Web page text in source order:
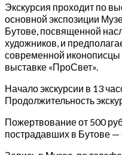
Экскурсия проходит по
основной экспозиции
Бутове, посвященной
художников, и
современной
выставке «ПроСвет».
Начало экскурсии в 13
Продолжительность
Пожертвование от 500
пострадавших в Бутове —